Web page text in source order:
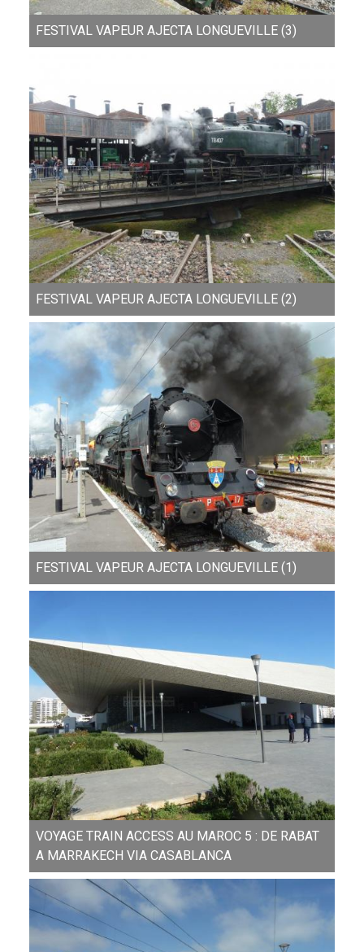
FESTIVAL VAPEUR AJECTA LONGUEVILLE (3)
FESTIVAL VAPEUR AJECTA LONGUEVILLE (2)
FESTIVAL VAPEUR AJECTA LONGUEVILLE (1)
VOYAGE TRAIN ACCESS AU MAROC 5 : DE RABAT
A MARRAKECH VIA CASABLANCA